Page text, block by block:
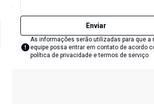
Enviar
As informações serão utilizadas para que a
equipe possa entrar em contato de acordo
política de privacidade e termos de serviço